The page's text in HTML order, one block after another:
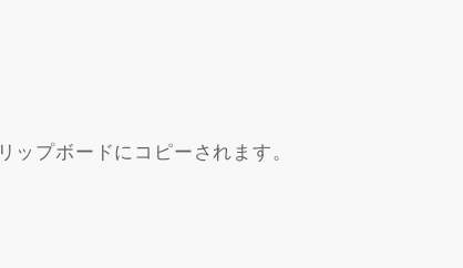
プボードにコピーされます。